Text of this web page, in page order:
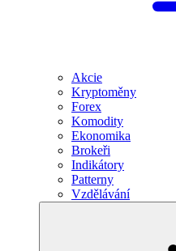
Akcie
Kryptoměny
Forex
Komodity
Ekonomika
Brokeři
Indikátory
Patterny
Vzdělávání